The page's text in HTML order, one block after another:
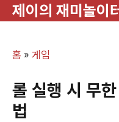
제이의 재미놀이
홈 » 게임
롤 실행 시 무
법